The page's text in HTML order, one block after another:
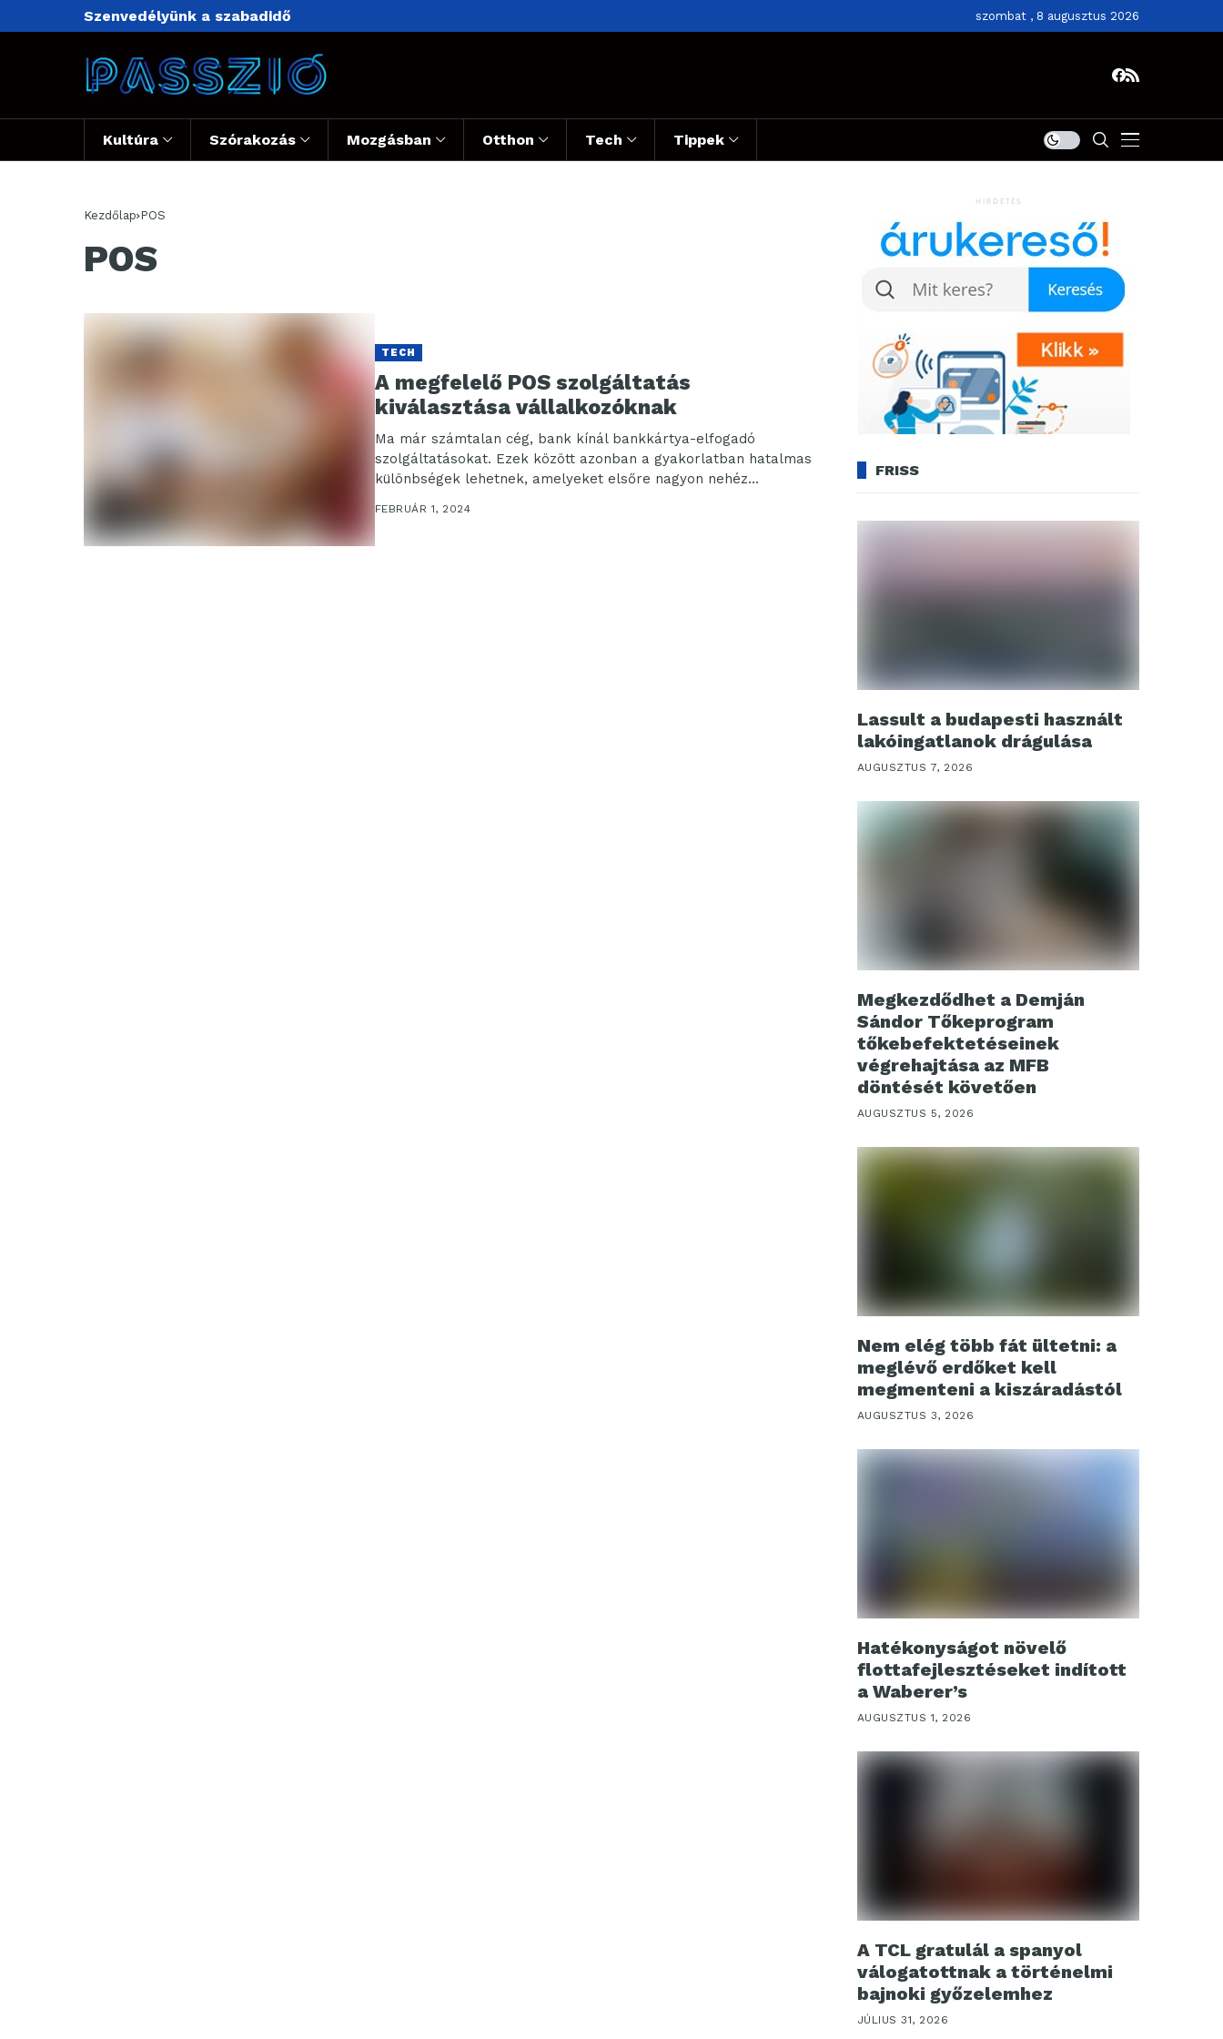
Szenvedélyünk a szabadidő szombat , 8 augusztus 2026
Kultúra Szórakozás Mozgásban Otthon Tech Tippek
Kezdőlap POS
POS
TECH
A megfelelő POS szolgáltatás
kiválasztása vállalkozóknak
Ma már számtalan cég, bank kínál bankkártya-elfogadó
szolgáltatásokat. Ezek között azonban a gyakorlatban hatalmas
különbségek lehetnek, amelyeket elsőre nagyon nehéz
felfedezni, mivel csak...
FEBRUÁR 1, 2024
HIRDETÉS
FRISS
Lassult a budapesti használt
lakóingatlanok drágulása
AUGUSZTUS 7, 2026
Megkezdődhet a Demján
Sándor Tőkeprogram
tőkebefektetéseinek
végrehajtása az MFB
döntését követően
AUGUSZTUS 5, 2026
Nem elég több fát ültetni: a
meglévő erdőket kell
megmenteni a kiszáradástól
AUGUSZTUS 3, 2026
Hatékonyságot növelő
flottafejlesztéseket indított
a Waberer’s
AUGUSZTUS 1, 2026
A TCL gratulál a spanyol
válogatottnak a történelmi
bajnoki győzelemhez
JÚLIUS 31, 2026